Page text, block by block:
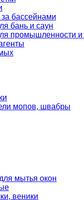
бассейнами
бань и саун
промышленности и
мопов, швабры
мытья окон
веники